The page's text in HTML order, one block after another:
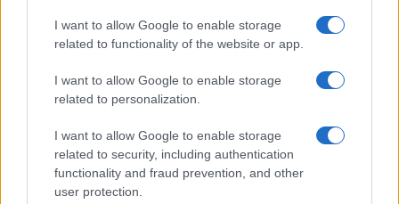
I want to allow Google to enable storage
related to functionality of the website or app.
I want to allow Google to enable storage
related to personalization.
I want to allow Google to enable storage
related to security, including authentication
functionality and fraud prevention, and other
user protection.
Olbia, divieto di sosta contro spaccio e degrado:
soluzione ideale per la casa e l’ufficio
Monte Pino, la fine di un lungo dolore: storia e